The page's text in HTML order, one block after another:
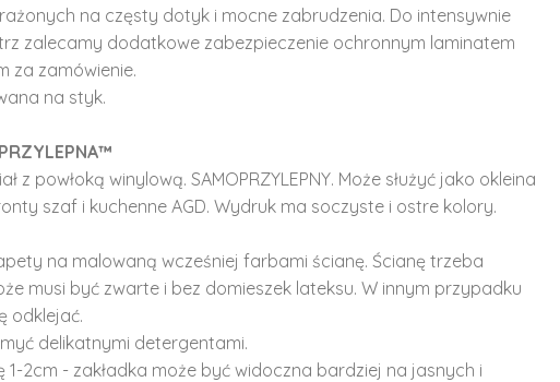
na częsty dotyk i mocne zabrudzenia. Do intensywnie
zalecamy dodatkowe zabezpieczenie ochronnym laminatem
za zamówienie.
na styk.
z powłoką winylową. SAMOPRZYLEPNY. Może służyć jako okleina
szaf i kuchenne AGD. Wydruk ma soczyste i ostre kolory.
na malowaną wcześniej farbami ścianę. Ścianę trzeba
musi być zwarte i bez domieszek lateksu. W innym przypadku
odklejać.
delikatnymi detergentami.
1-2cm - zakładka może być widoczna bardziej na jasnych i